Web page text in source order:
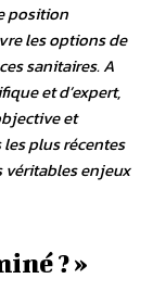
position
les options de
sanitaires. A
et d’expert,
et
plus récentes
véritables enjeux
? »